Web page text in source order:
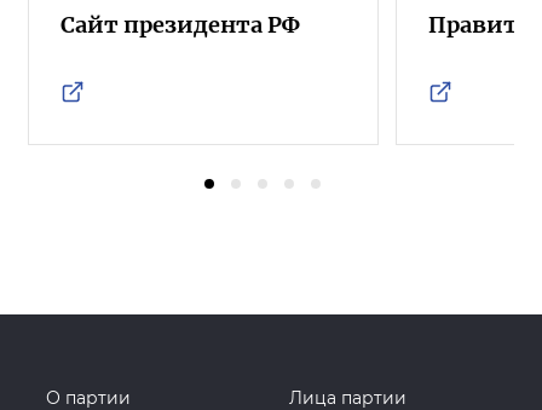
Сайт президента РФ
О партии
Лица партии